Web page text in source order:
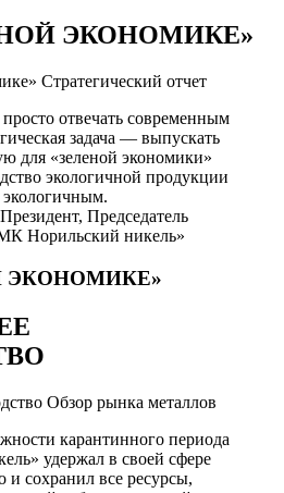
ЭКОНОМИКЕ»
Стратегический отчет
отвечать современным
задача — выпускать
для «зеленой экономики»
экологичной продукции
Президент, Председатель
Норильский никель»
ЭКОНОМИКЕ»
Обзор рынка металлов
карантинного периода
удержал в своей сфере
и сохранил все ресурсы,